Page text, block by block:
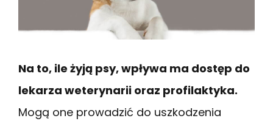
Na to, ile żyją psy, wpływa ma dostęp do
lekarza weterynarii oraz profilaktyka.
Mogą one prowadzić do uszkodzenia